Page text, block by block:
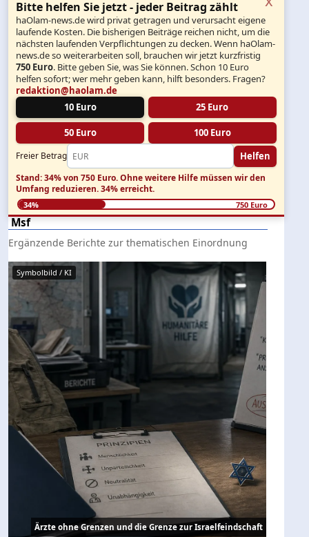
Bitte helfen Sie jetzt - jeder Beitrag zählt
haOlam-news.de wird privat getragen und verursacht eigene
laufende Kosten. Die bisherigen Beiträge reichen nicht, um die
nächsten laufenden Verpflichtungen zu decken. Wenn haOlam-
news.de so weiterarbeiten soll, brauchen wir jetzt kurzfristig
750 Euro. Bitte geben Sie, was Sie können. Schon 10 Euro
helfen sofort; wer mehr geben kann, hilft besonders. Fragen?
redaktion@haolam.de
10 Euro
25 Euro
50 Euro 100 Euro
Freier Betrag Helfen
Stand: 34% von 750 Euro.Ohne weitere Hilfe müssen wir den
Umfang reduzieren.34% erreicht.
34% 750 Euro
Msf
Ergänzende Berichte zur thematischen Einordnung
Symbolbild / KI
Ärzte ohne Grenzen und die Grenze zur Israelfeindschaft